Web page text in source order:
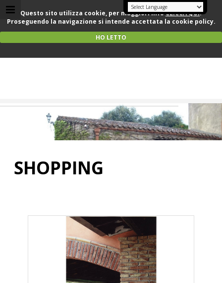
Questo sito utilizza cookie, per maggiori infoCLICCA QUI.
Proseguendo la navigazione si intende accettata la cookie policy.
HO LETTO
SHOPPING